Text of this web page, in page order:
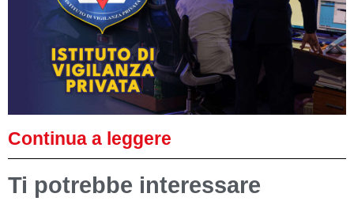
Continua a leggere
Ti potrebbe interessare